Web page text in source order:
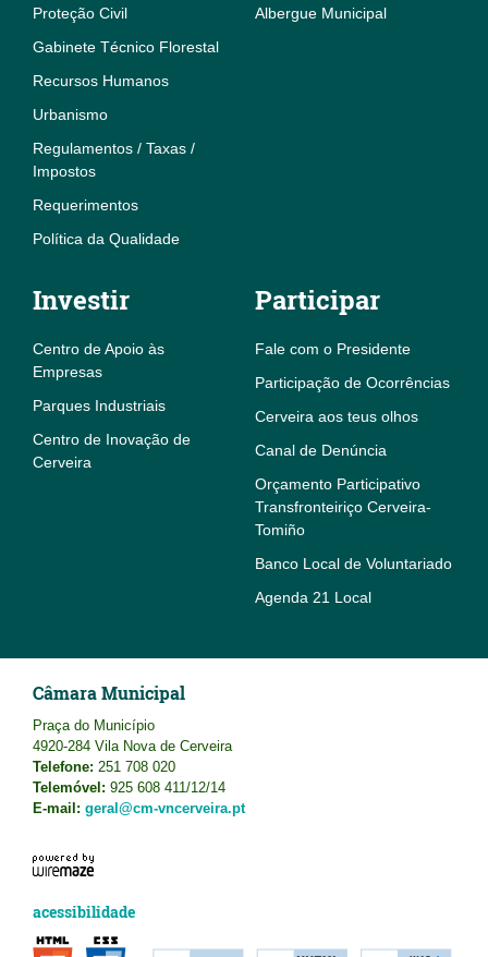
Proteção Civil
Gabinete Técnico Florestal
Recursos Humanos
Urbanismo
Regulamentos / Taxas /
Impostos
Requerimentos
Política da Qualidade
Albergue Municipal
Investir
Centro de Apoio às
Empresas
Parques Industriais
Centro de Inovação de
Cerveira
Participar
Fale com o Presidente
Participação de Ocorrências
Cerveira aos teus olhos
Canal de Denúncia
Orçamento Participativo
Transfronteiriço Cerveira-
Tomiño
Banco Local de Voluntariado
Agenda 21 Local
Câmara Municipal
Praça do Município
4920-284 Vila Nova de Cerveira
Telefone: 251 708 020
Telemóvel: 925 608 411/12/14
E-mail: geral@cm-vncerveira.pt
acessibilidade